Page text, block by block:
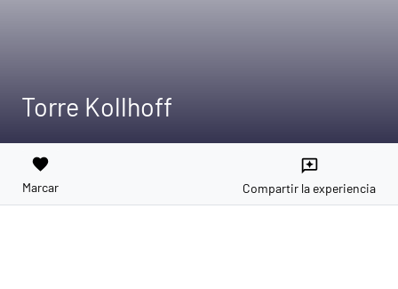
Torre Kollhoff
favorite
Marcar
reviews
Compartir la experiencia